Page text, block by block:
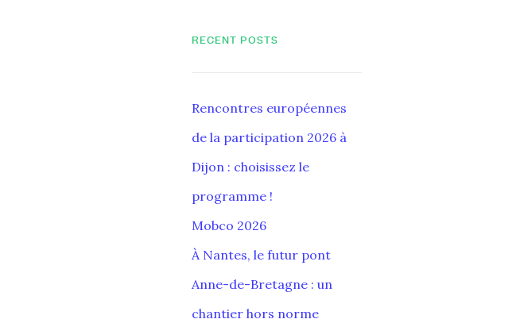
RECENT POSTS
Rencontres européennes
de la participation 2026 à
Dijon : choisissez le
programme !
Mobco 2026
À Nantes, le futur pont
Anne-de-Bretagne : un
chantier hors norme